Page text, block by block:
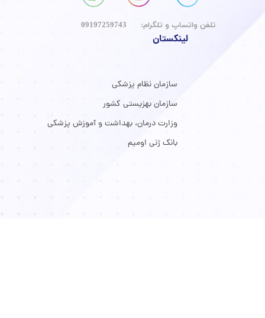
​تلفن واتساپ و تلگرام: 09197259743
لینکستان
سازمان نظام پزشکی
سازمان بهزیستی کشور
وزارت درمان، بهداشت و آموزش پزشکی
بانک ژنی اومیم